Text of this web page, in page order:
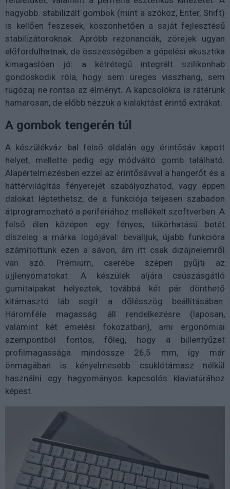
nagyobb. stabilizált gombok (mint a szóköz, Enter, Shift)
is kellően feszesek, köszönhetően a saját fejlesztésű
stabilizátoroknak. Apróbb rezonanciák, zörejek ugyan
előfordulhatnak, de összességében a gépelési akusztika
kimagaslóan jó: a kétrétegű integrált szilikonhab
gondoskodik róla, hogy sem üreges visszhang, sem
rugózaj ne rontsa az élményt. A kapcsolókra is rátérünk
hamarosan, de előbb nézzük a kialakítást érintő extrákat.
A gombok tengerén túl
A készülékváz bal felső oldalán egy érintősáv kapott
helyet, mellette pedig egy módváltó gomb található.
Alapértelmezésben ezzel az érintősávval a hangerőt és a
háttérvilágítás fényerejét szabályozhatod, vagy éppen
dalokat léptethetsz, de a funkciója teljesen szabadon
átprogramozható a perifériához mellékelt szoftverben. A
felső élen középen egy fényes, tükörhatású betét
díszeleg a márka logójával: bevalljuk, újabb funkcióra
számítottunk ezen a sávon, ám itt csak dizájnelemről
van szó. Prémium, cserébe szépen gyűjti az
ujjlenyomatokat. A készülék aljára csúszásgátló
gumitalpakat helyeztek, továbbá két pár dönthető
kitámasztó láb segít a dőlésszög beállításában.
Háromféle magasság áll rendelkezésre (laposan,
valamint két emelési fokozatban), ami ergonómiai
szempontból fontos, főleg, hogy a billentyűzet
profilmagassága mindössze 26,5 mm, így már
önmagában is kényelmesebb csuklótámasz nélkül
használni egy hagyományos kapcsolós klaviatúrához
képest.